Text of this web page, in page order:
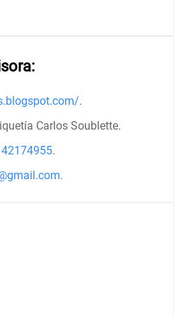
.
Carlos Soublette.
.
.